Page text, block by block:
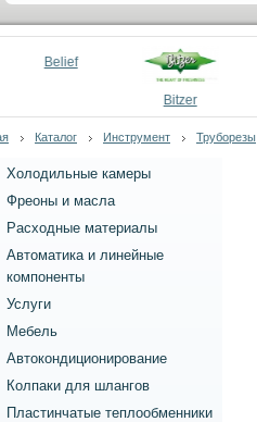
Belief
Bitzer
Каталог Инструмент Труборезы
Холодильные камеры
Фреоны и масла
Расходные материалы
Автоматика и линейные
компоненты
Услуги
Мебель
Автокондиционирование
Колпаки для шлангов
Пластинчатые теплообменники